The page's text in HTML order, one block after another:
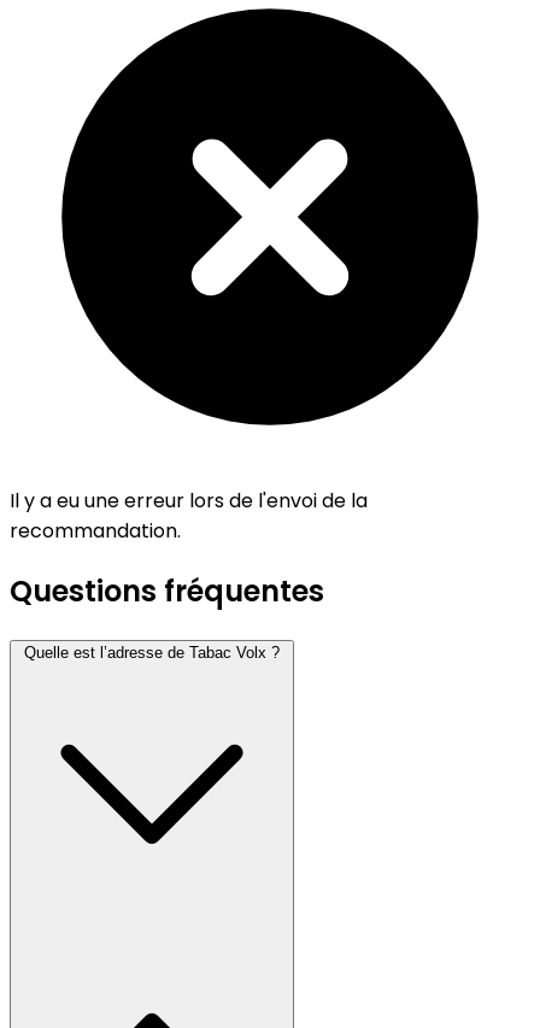
Il y a eu une erreur lors de l'envoi de la
recommandation.
Questions fréquentes
Quelle est l’adresse de Tabac Volx ?